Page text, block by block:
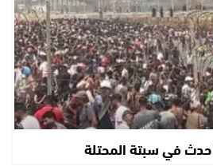
في سبتة المحتلة